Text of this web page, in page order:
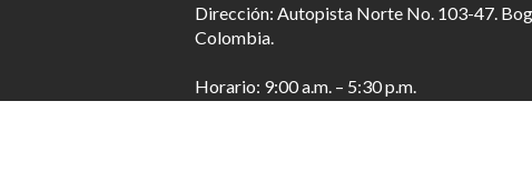
Dirección: Autopista Norte No. 103-47.
Colombia.
Horario: 9:00 a.m. – 5:30 p.m.